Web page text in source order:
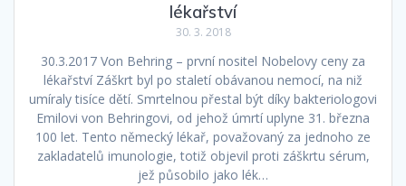
lékařství
30. 3. 2018
30.3.2017 Von Behring – první nositel Nobelovy ceny za
lékařství Záškrt byl po staletí obávanou nemocí, na niž
umíraly tisíce dětí. Smrtelnou přestal být díky bakteriologovi
Emilovi von Behringovi, od jehož úmrtí uplyne 31. března
100 let. Tento německý lékař, považovaný za jednoho ze
zakladatelů imunologie, totiž objevil proti záškrtu sérum,
jež působilo jako lék…